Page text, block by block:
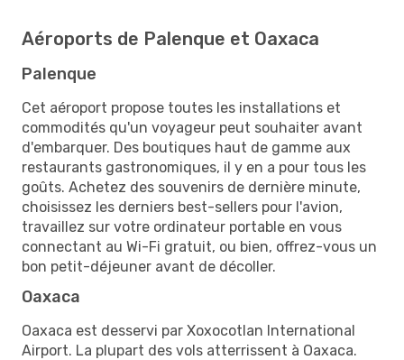
Aéroports de Palenque et Oaxaca
Palenque
Cet aéroport propose toutes les installations et
commodités qu'un voyageur peut souhaiter avant
d'embarquer. Des boutiques haut de gamme aux
restaurants gastronomiques, il y en a pour tous les
goûts. Achetez des souvenirs de dernière minute,
choisissez les derniers best-sellers pour l'avion,
travaillez sur votre ordinateur portable en vous
connectant au Wi-Fi gratuit, ou bien, offrez-vous un
bon petit-déjeuner avant de décoller.
Oaxaca
Oaxaca est desservi par Xoxocotlan International
Airport. La plupart des vols atterrissent à Oaxaca.